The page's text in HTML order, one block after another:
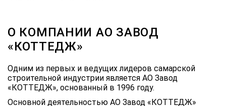
О КОМПАНИИ АО ЗАВОД
«КОТТЕДЖ»
Одним из первых и ведущих лидеров самарской
строительной индустрии является АО Завод
«КОТТЕДЖ», основанный в 1996 году.
Основной деятельностью АО Завод «КОТТЕДЖ»